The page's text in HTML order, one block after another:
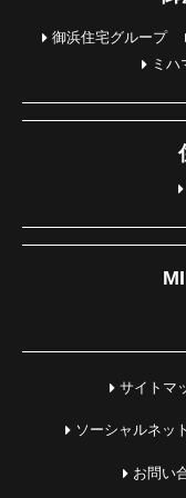
御浜住宅グループ
ミハ
サイトマ
ソーシャルネッ
お問い